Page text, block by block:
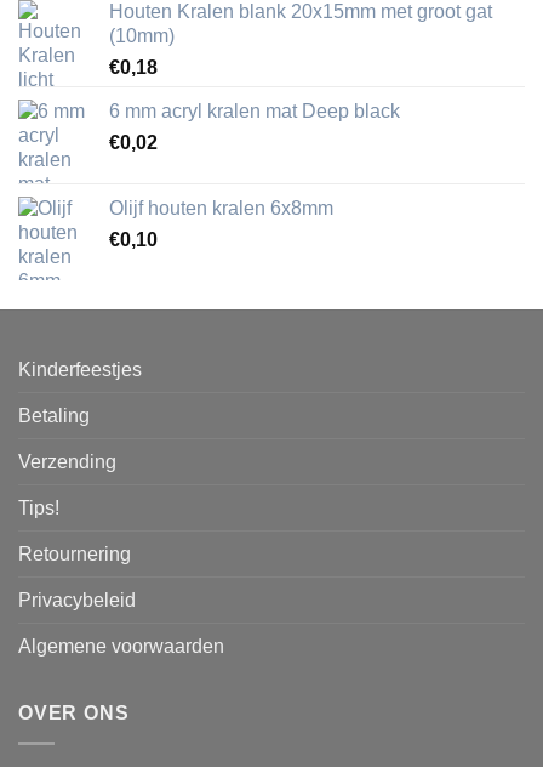
Houten Kralen blank 20x15mm met groot gat
(10mm)
€0,18
6 mm acryl kralen mat Deep black
€0,02
Olijf houten kralen 6x8mm
€0,10
Kinderfeestjes
Betaling
Verzending
Tips!
Retournering
Privacybeleid
Algemene voorwaarden
OVER ONS